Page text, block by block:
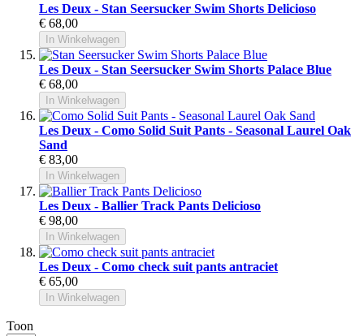
Les Deux - Stan Seersucker Swim Shorts Delicioso
€ 68,00
In Winkelwagen
Les Deux - Stan Seersucker Swim Shorts Palace Blue
€ 68,00
In Winkelwagen
Les Deux - Como Solid Suit Pants - Seasonal Laurel Oak
Sand
€ 83,00
In Winkelwagen
Les Deux - Ballier Track Pants Delicioso
€ 98,00
In Winkelwagen
Les Deux - Como check suit pants antraciet
€ 65,00
In Winkelwagen
Toon